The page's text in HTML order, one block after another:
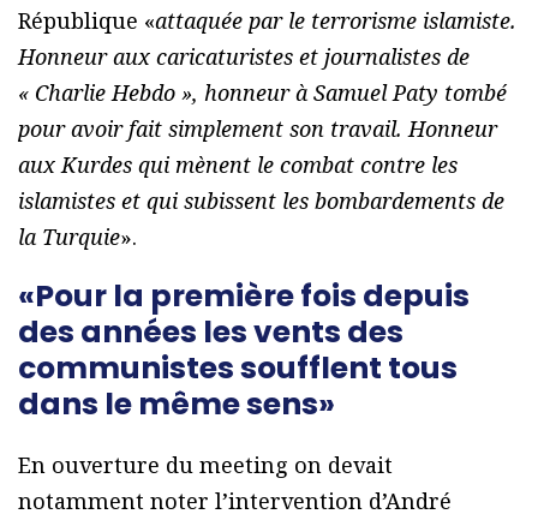
République «attaquée par le terrorisme islamiste.
Honneur aux caricaturistes et journalistes de
« Charlie Hebdo », honneur à Samuel Paty tombé
pour avoir fait simplement son travail. Honneur
aux Kurdes qui mènent le combat contre les
islamistes et qui subissent les bombardements de
la Turquie».
«Pour la première fois depuis
des années les vents des
communistes soufflent tous
dans le même sens»
En ouverture du meeting on devait
notamment noter l’intervention d’André